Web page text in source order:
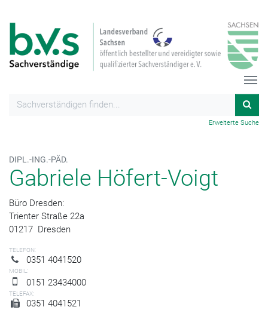
Erweiterte Suche
DIPL.-ING.-PÄD.
Gabriele Höfert-Voigt
Büro Dresden:
Trienter Straße 22a
01217 Dresden
TELEFON:
0351 4041520
MOBIL:
0151 23434000
TELEFAX:
0351 4041521